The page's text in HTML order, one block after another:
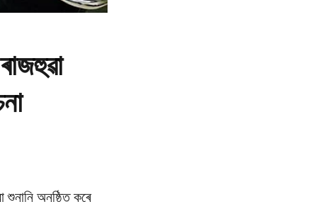
শুনানি অনুষ্ঠিত কৰে